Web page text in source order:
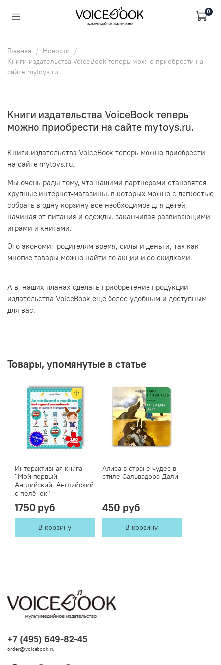
0
Главная
Новости
Книги издательства VoiceBook теперь можно приобрести на
сайте mytoys.ru.
Книги издательства VoiceBook теперь
можно приобрести на сайте mytoys.ru.
Книги издательства VoiceBook теперь можно приобрести
на сайте mytoys.ru.
Мы очень рады тому, что нашими партнерами становятся
крупные интернет-магазины, в которых можно с легкостью
собрать в одну корзину все необходимое для детей,
начиная от питания и одежды, заканчивая развивающими
играми и книгами.
Это экономит родителям время, силы и деньги, так как
многие товары можно найти по акции и со скидками.
А в наших планах сделать приобретение продукции
издательства VoiceBook еще более удобным и доступным
для вас.
Товары, упомянутые в статье
Интерактивная книга
"Мой первый
Английский. Английский
с пелёнок"
1750 руб
В корзину
Алиса в стране чудес в
стиле Сальвадора Дали
450 руб
В корзину
+7 (495) 649-82-45
order@voicebook.ru